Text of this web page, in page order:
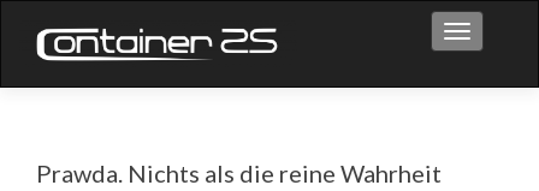
Toggle
Prawda. Nichts als die reine Wahrheit